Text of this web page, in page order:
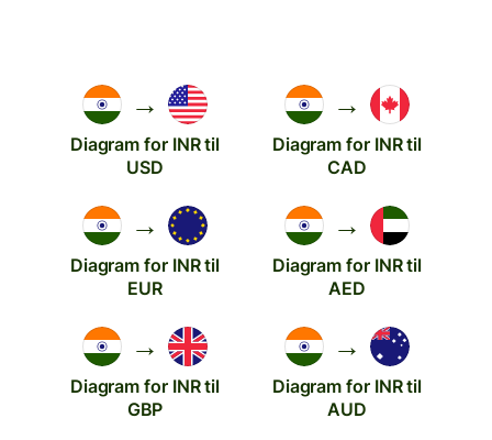
→
Diagram for INR til
USD
→
Diagram for INR til
CAD
→
Diagram for INR til
EUR
→
Diagram for INR til
AED
→
Diagram for INR til
GBP
→
Diagram for INR til
AUD